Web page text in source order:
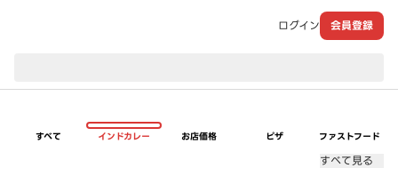
ログイン 会員登録
すべて インドカレー お店価格 ピザ ファストフード
すべて見る